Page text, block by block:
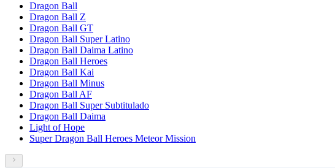
Dragon Ball
Dragon Ball Z
Dragon Ball GT
Dragon Ball Super Latino
Dragon Ball Daima Latino
Dragon Ball Heroes
Dragon Ball Kai
Dragon Ball Minus
Dragon Ball AF
Dragon Ball Super Subtitulado
Dragon Ball Daima
Light of Hope
Super Dragon Ball Heroes Meteor Mission